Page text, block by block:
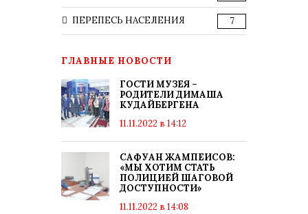
ПЕРЕПЕСЬ НАСЕЛЕНИЯ 7
ГЛАВНЫЕ НОВОСТИ
ГОСТИ МУЗЕЯ –
РОДИТЕЛИ ДИМАША
КУДАЙБЕРГЕНА
11.11.2022 в 14:12
САФУАН ЖАМПЕИСОВ:
«МЫ ХОТИМ СТАТЬ
ПОЛИЦИЕЙ ШАГОВОЙ
ДОСТУПНОСТИ»
11.11.2022 в 14:08